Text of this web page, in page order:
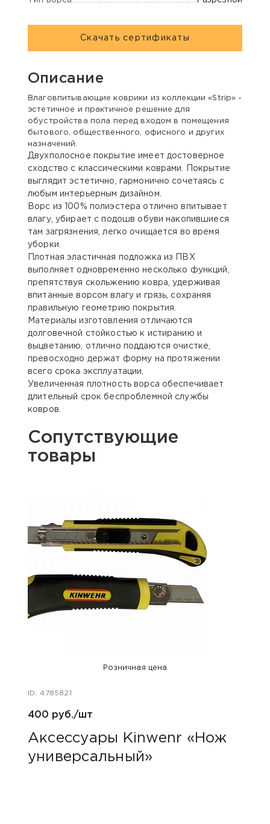
Скачать сертификаты
Описание
Влаговпитывающие коврики из коллекции «Strip» -
эстетичное и практичное решение для
обустройства пола перед входом в помещения
бытового, общественного, офисного и других
назначений.
Двухполосное покрытие имеет достоверное
сходство с классическими коврами. Покрытие
выглядит эстетично, гармонично сочетаясь с
любым интерьерным дизайном.
Ворс из 100% полиэстера отлично впитывает
влагу, убирает с подошв обуви накопившиеся
там загрязнения, легко очищается во время
уборки.
Плотная эластичная подложка из ПВХ
выполняет одновременно несколько функций,
препятствуя скольжению ковра, удерживая
впитанные ворсом влагу и грязь, сохраняя
правильную геометрию покрытия.
Материалы изготовления отличаются
долговечной стойкостью к истиранию и
выцветанию, отлично поддаются очистке,
превосходно держат форму на протяжении
всего срока эксплуатации.
Увеличенная плотность ворса обеспечивает
длительный срок беспроблемной службы
ковров.
Сопутствующие
товары
Розничная цена
ID: 4785821
400 руб./шт
Аксессуары Kinwenr «Нож
универсальный»